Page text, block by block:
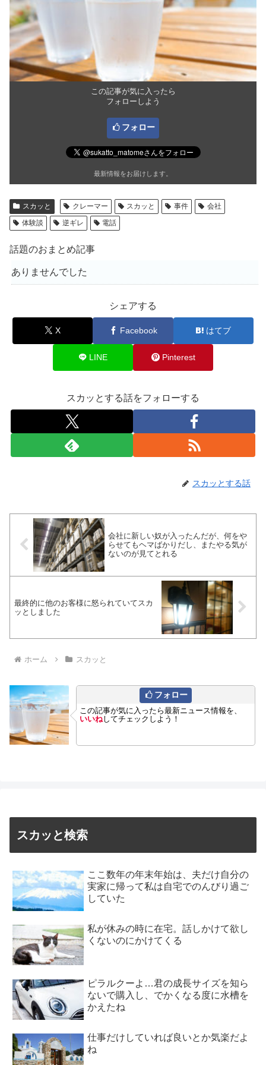
この記事が気に入ったら
フォローしよう
フォロー
最新情報をお届けします。
スカッと クレーマー スカッと 事件
会社
体験談
逆ギレ 電話
話題のおまとめ記事
ありませんでした
シェアする
X Facebook はてブ
LINE Pinterest
スカッとする話をフォローする
スカッとする話
会社に新しい奴が入ったんだが、何をや
らせてもヘマばかりだし、またやる気が
ないのが見てとれる
最終的に他のお客様に怒られていてスカ
ッとしました
ホーム スカッと
フォロー
この記事が気に入ったら最新ニュース情報を、
いいねしてチェックしよう！
スカッと検索
ここ数年の年末年始は、夫だけ自分の
実家に帰って私は自宅でのんびり過ご
していた
私が休みの時に在宅。話しかけて欲し
くないのにかけてくる
ピラルクーよ…君の成長サイズを知ら
ないで購入し、でかくなる度に水槽を
かえたね
仕事だけしていれば良いとか気楽だよ
ね